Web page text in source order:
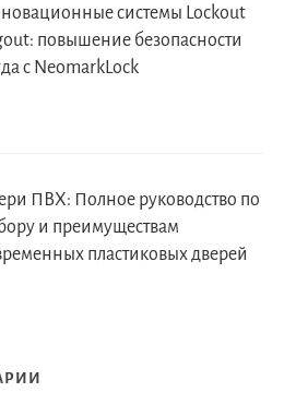
системы Lockout
повышение безопасности
с NeomarkLock
ПВХ: Полное руководство по
и преимуществам
пластиковых дверей